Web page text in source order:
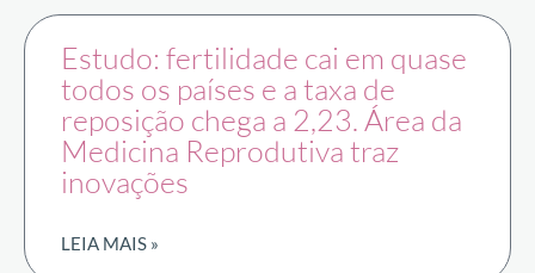
Estudo: fertilidade cai em quase
todos os países e a taxa de
reposição chega a 2,23. Área da
Medicina Reprodutiva traz
inovações
LEIA MAIS »